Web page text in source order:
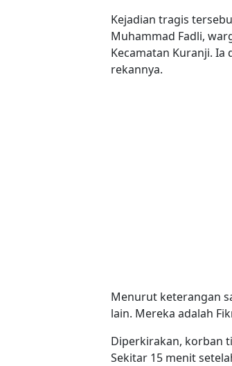
Kejadian tragis
Muhammad Fadli,
Kecamatan Kuranji.
rekannya.
Menurut keterangan
lain. Mereka adalah
Diperkirakan, korban
Sekitar 15 menit